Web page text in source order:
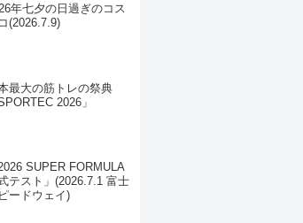
年七夕の日過ぎのコス
(2026.7.9)
最大の筋トレの祭典
SPORTEC 2026」
2026 SUPER FORMULA
テスト」(2026.7.1 富士
ードウェイ)